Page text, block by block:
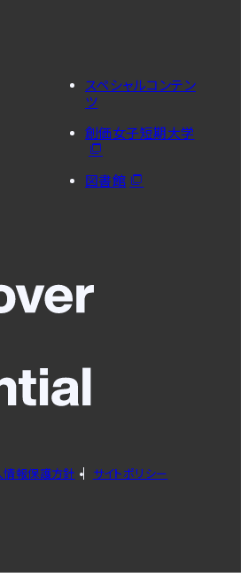
スペシャルコンテン
ツ
創価女子短期大学
図書館
情報保護方針 サイトポリシー